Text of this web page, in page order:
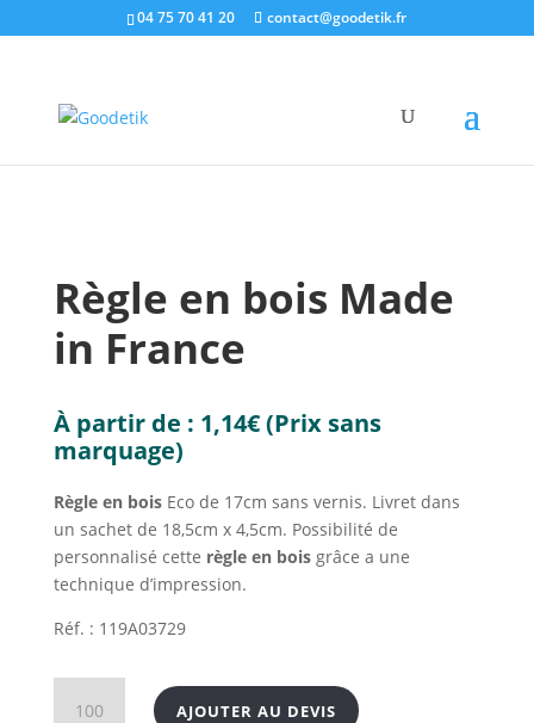
04 75 70 41 20 contact@goodetik.fr
e-shop/Made in France
Objets pubs made in
Règle en bois Made
in France
À partir de : 1,14€(Prix sans
marquage)
Règle en boisEco de 17cm sans vernis. Livret dans
un sachet de 18,5cm x 4,5cm. Possibilité de
personnalisé cette règle en boisgrâce a une
technique d’impression.
Réf. : 119A03729
AJOUTER AU DEVIS